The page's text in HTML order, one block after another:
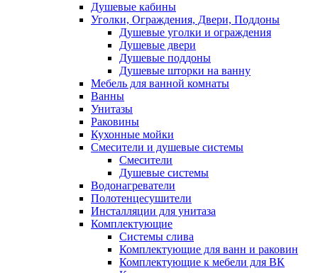
Душевые кабины
Уголки, Ограждения, Двери, Поддоны
Душевые уголки и ограждения
Душевые двери
Душевые поддоны
Душевые шторки на ванну
Мебель для ванной комнаты
Ванны
Унитазы
Раковины
Кухонные мойки
Смесители и душевые системы
Смесители
Душевые системы
Водонагреватели
Полотенцесушители
Инсталляции для унитаза
Комплектующие
Системы слива
Комплектующие для ванн и раковин
Комплектующие к мебели для ВК